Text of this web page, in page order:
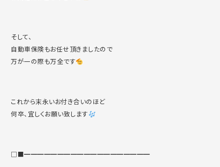
そして、
自動車保険もお任せ頂きましたので
万が一の際も万全です
これから末永いお付き合いのほど
何卒、宜しくお願い致します
□■━━━━━━━━━━━━━━━━━━━